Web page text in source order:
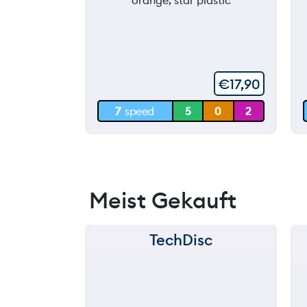
0 m
€17,90
7 speed 5 0 2
Meist Gekauft
TechDisc